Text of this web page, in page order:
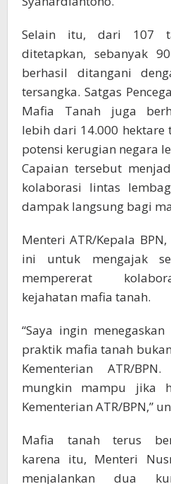
Selain itu, dari 107
ditetapkan, sebanyak
berhasil ditangani
tersangka. Satgas
Mafia Tanah juga
lebih dari 14.000 hektare
potensi kerugian negara
Capaian tersebut
kolaborasi lintas
dampak langsung bagi
Menteri ATR/Kepala
ini untuk mengajak
mempererat
kejahatan mafia tanah.
“Saya ingin
praktik mafia tanah
Kementerian ATR/
mungkin mampu jika
Kementerian ATR/BPN,”
Mafia tanah terus
karena itu, Menteri
menjalankan dua